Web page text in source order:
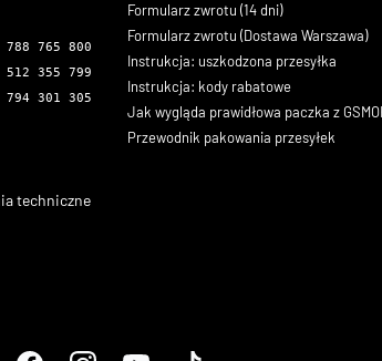
788 765 800
512 355 799
794 301 305
techniczne
Formularz zwrotu (14 dni)
Formularz zwrotu (Dostawa Warszawa)
Instrukcja: uszkodzona przesyłka
Instrukcja: kody rabatowe
Jak wygląda prawidłowa paczka z
Przewodnik pakowania przesyłek